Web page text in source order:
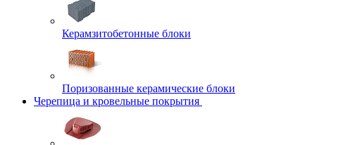
Керамзитобетонные блоки
Поризованные керамические блоки
Черепица и кровельные покрытия